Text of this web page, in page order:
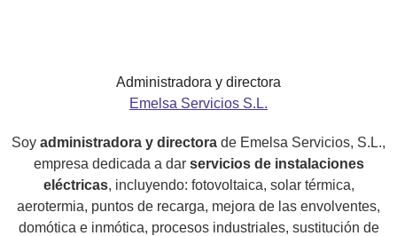
Administradora y directora
Emelsa Servicios S.L.
Soy administradora y directora de Emelsa Servicios, S.L.,
empresa dedicada a dar servicios de instalaciones
eléctricas, incluyendo: fotovoltaica, solar térmica,
aerotermia, puntos de recarga, mejora de las envolventes,
domótica e inmótica, procesos industriales, sustitución de